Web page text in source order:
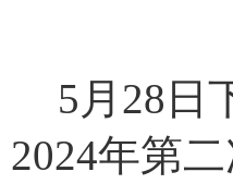
5 月 28 日
2024年第